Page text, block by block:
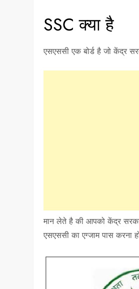
SSC क्या है
एसएससी एक बोर्ड है जो केंद्र
मान लेते है की आपको केंद्र
एसएससी का एग्जाम पास करना